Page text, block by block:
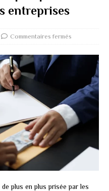
entreprises
Commentaires fermés
plus en plus prisée par les